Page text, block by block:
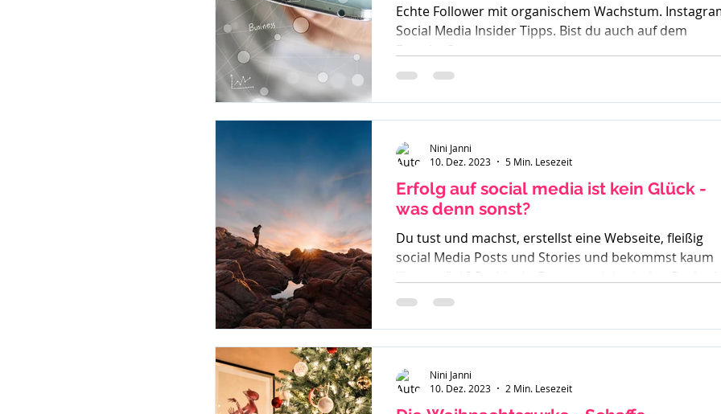
Echte Follower mit organischem Wachstum.
Social Media Insider Tipps. Bist du auch auf dem
Egotripp?
Erfolg auf social media ist kein Glück -
was denn sonst?
Du tust und machst, erstellst eine Webseite, fleißig
social Media Posts und Stories und bekommst kaum
likes zurück? Du bist in Gruppen aktiv, drehst Reels
der Erfolg bleibt aus. So langsam weißt du nicht mehr
investierst du und wenn du besonders überzeugt von
nicht. Du weißt in dir drin - ich kann richtig was, ich
habe eine Botschaft aber scheinbar hört sie Niemand
Nini Janni
10. Dez. 2023
5 Min. Lesezeit
Nini Janni
10. Dez. 2023
2 Min. Lesezeit